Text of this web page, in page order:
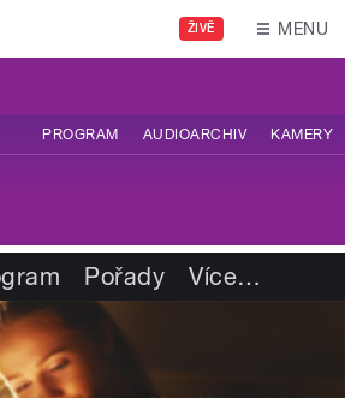
ŽIVĚ MENU
PROGRAM AUDIOARCHIV KAMERY
Pořady Více…